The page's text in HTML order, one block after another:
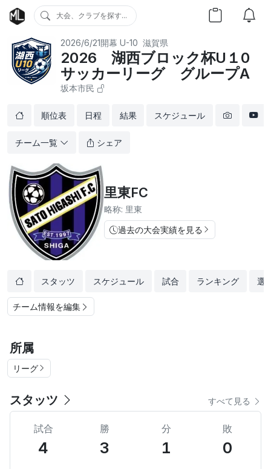
大会、クラブを探す...
2026/6/21開幕 U-10 滋賀県
2026 湖西ブロック杯U１0
サッカーリーグ グループA
坂本市民
順位表 日程 結果 スケジュール
チーム一覧 シェア
里東FC
略称: 里東
過去の大会実績を見る
スタッツ スケジュール 試合 ランキング 選
チーム情報を編集
所属
リーグ
スタッツ すべて見る
試合
4
勝
3
分
1
敗
0